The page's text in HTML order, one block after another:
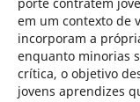
em um contexto de
incorporam a
enquanto minorias
crítica, o objetivo
jovens aprendizes